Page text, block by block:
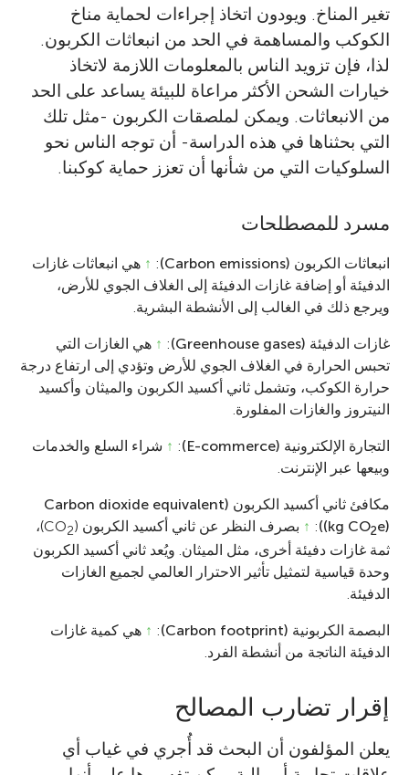
تغير المناخ. ويودون اتخاذ إجراءات لحماية مناخ
الكوكب والمساهمة في الحد من انبعاثات الكربون.
لذا، فإن تزويد الناس بالمعلومات اللازمة لاتخاذ
خيارات الشحن الأكثر مراعاة للبيئة يساعد على الحد
من الانبعاثات. ويمكن لملصقات الكربون -مثل تلك
التي بحثناها في هذه الدراسة- أن توجه الناس نحو
السلوكيات التي من شأنها أن تعزز حماية كوكبنا.
مسرد للمصطلحات
انبعاثات الكربون (Carbon emissions) :
↑ هي انبعاثات غازات
الدفيئة أو إضافة غازات الدفيئة إلى الغلاف الجوي للأرض،
ويرجع ذلك في الغالب إلى الأنشطة البشرية.
غازات الدفيئة (Greenhouse gases) :
↑ هي الغازات التي
تحبس الحرارة في الغلاف الجوي للأرض وتؤدي إلى ارتفاع درجة
حرارة الكوكب، وتشمل ثاني أكسيد الكربون والميثان وأكسيد
النيتروز والغازات المفلورة.
التجارة الإلكترونية (E-commerce) :
↑ شراء السلع والخدمات
وبيعها عبر الإنترنت.
مكافئ ثاني أكسيد الكربون (Carbon dioxide equivalent
(kg CO2e))
:
↑ بصرف النظر عن ثاني أكسيد الكربون (CO2
)،
ثمة غازات دفيئة أخرى، مثل الميثان. ويُعد ثاني أكسيد الكربون
وحدة قياسية لتمثيل تأثير الاحترار العالمي لجميع الغازات
الدفيئة.
البصمة الكربونية (Carbon footprint) :
↑ هي كمية غازات
الدفيئة الناتجة من أنشطة الفرد.
إقرار تضارب المصالح
يعلن المؤلفون أن البحث قد أُجري في غياب أي